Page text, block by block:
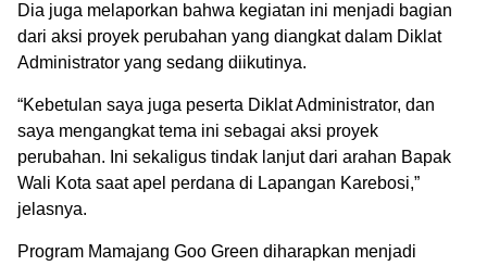
Dia juga melaporkan bahwa kegiatan ini menjadi bagian
dari aksi proyek perubahan yang diangkat dalam Diklat
Administrator yang sedang diikutinya.
“Kebetulan saya juga peserta Diklat Administrator, dan
saya mengangkat tema ini sebagai aksi proyek
perubahan. Ini sekaligus tindak lanjut dari arahan Bapak
Wali Kota saat apel perdana di Lapangan Karebosi,”
jelasnya.
Program Mamajang Goo Green diharapkan menjadi